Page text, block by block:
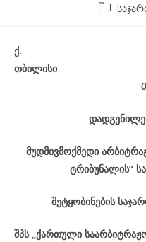
Post
ქ.
თბილისი
04
მუდმივმოქმედი
ტრიბუნალის“
შეტყობინების
შპს „ქართული